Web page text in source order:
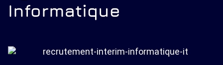
Informatique